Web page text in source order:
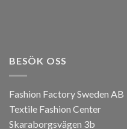
BESÖK OSS
Fashion Factory Sweden AB
Textile Fashion Center
Skaraborgsvägen 3b